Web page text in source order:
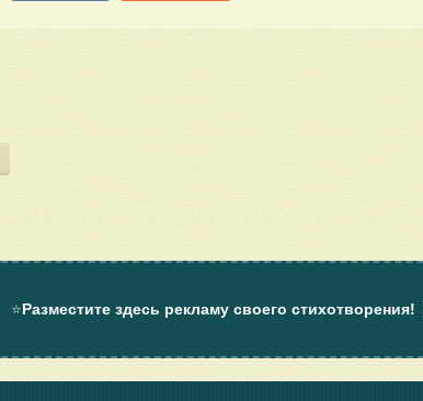
⭐Разместите здесь рекламу своего стихотворения!